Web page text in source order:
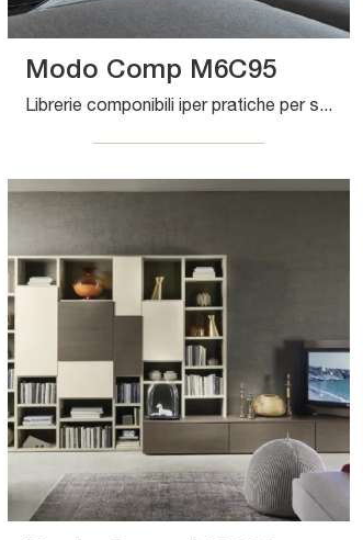
Modo Comp M6C95
Librerie componibili iper pratiche per stanze moderne: scopri di più sul modello Modo Comp M6C95 dell'azienda Sangiacomo!